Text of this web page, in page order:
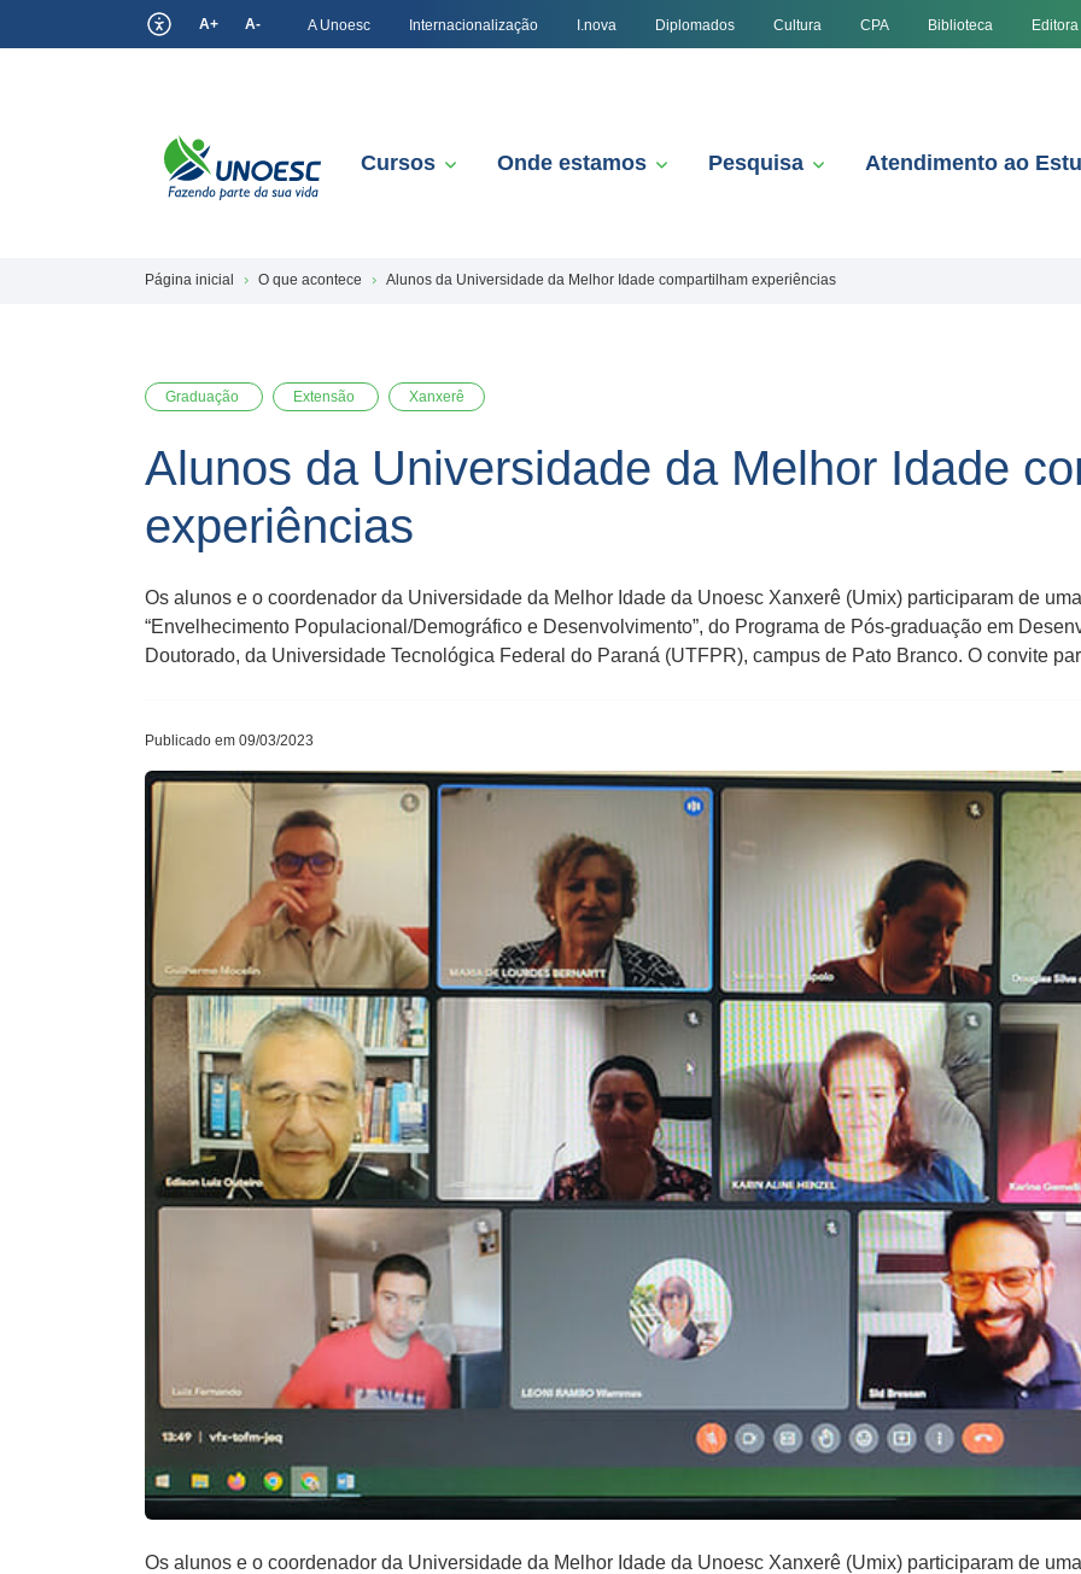
A+ A- A Unoesc Internacionalização I.nova Diplomados Cultura CPA Biblioteca Editora
Cursos Onde estamos Pesquisa Atendimento ao
Página inicial O que acontece Alunos da Universidade da Melhor Idade compartilham experiências
Graduação Extensão Xanxerê
Alunos da Universidade da Melhor Idade
experiências
Os alunos e o coordenador da Universidade da Melhor Idade da Unoesc Xanxerê (Umix) participaram de
“Envelhecimento Populacional/Demográfico e Desenvolvimento”, do Programa de Pós-graduação em
Doutorado, da Universidade Tecnológica Federal do Paraná (UTFPR), campus de Pato Branco. O convite
Publicado em 09/03/2023
Os alunos e o coordenador da Universidade da Melhor Idade da Unoesc Xanxerê (Umix) participaram de